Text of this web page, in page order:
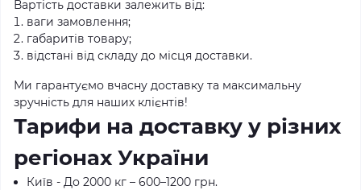
Вартість доставки залежить від:
ваги замовлення;
габаритів товару;
відстані від складу до місця доставки.
Ми гарантуємо вчасну доставку та максимальну
зручність для наших клієнтів!
Тарифи на доставку у різних
регіонах України
Київ - До 2000 кг – 600–1200 грн.